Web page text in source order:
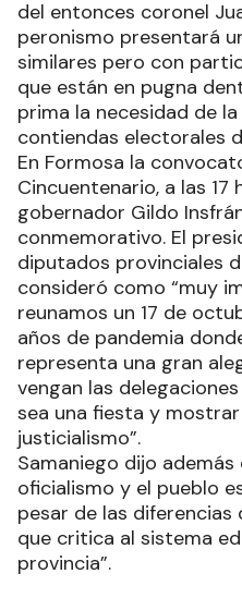
del entonces coronel
peronismo presentará
similares pero con
que están en pugna
prima la necesidad de
contiendas electorales
En Formosa la
Cincuentenario, a las 17
gobernador Gildo
conmemorativo. El
diputados provinciales
consideró como “muy
reunamos un 17 de
años de pandemia
representa una gran
vengan las
sea una fiesta y
justicialismo”.
Samaniego dijo además
oficialismo y el pueblo
pesar de las
que critica al sistema
provincia”.